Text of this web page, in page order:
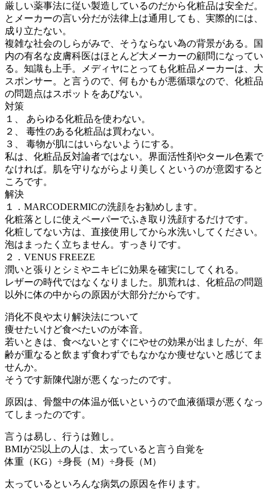
厳しい薬事法に従い製造しているのだから化粧品は安全だ。
とメーカーの言い分だが法律上は通用しても、実際的には、
成り立たない。
複雑な社会のしらがみで、そうならない為の背景がある。国
内の有名な皮膚科医はほとんど大メーカーの顧問になってい
る。知識も上手。メディヤにとっても化粧品メーカーは、大
スポンサー。と言うので、何もかもが悪循環なので、化粧品
の問題点はスポットをあびない。
対策
１、 あらゆる化粧品を使わない。
２、 毒性のある化粧品は買わない。
３、 毒物が肌にはいらないようにする。
私は、化粧品反対論者ではない。界面活性剤やタール色素で
なければ。肌を守りながらより美しくというのが意図すると
ころです。
解決
１．MARCODERMICの洗顔をお勧めします。
化粧落としに使えペーパーでふき取り洗顔するだけです。
化粧してない方は、直接使用してから水洗いしてください。
泡はまったく立ちません。すっきりです。
２．VENUS FREEZE
潤いと張りとシミやニキビに効果を確実にしてくれる。
レザーの時代ではなくなりました。肌荒れは、化粧品の問題
以外に体の中からの原因が大部分だからです。
消化不良や太り解決法について
痩せたいけど食べたいのが本音。
若いときは、食べないとすぐにやせの効果が出ましたが、年
齢が重なると飲まず食わずでもなかなか痩せないと感じてま
せんか。
そうです新陳代謝が悪くなったのです。
原因は、骨盤中の体温が低いというので血液循環が悪くなっ
てしまったのです。
言うは易し、行うは難し。
BMIが25以上の人は、太っていると言う自覚を
体重（KG）÷身長（M）÷身長（M）
太っているといろんな病気の原因を作ります。